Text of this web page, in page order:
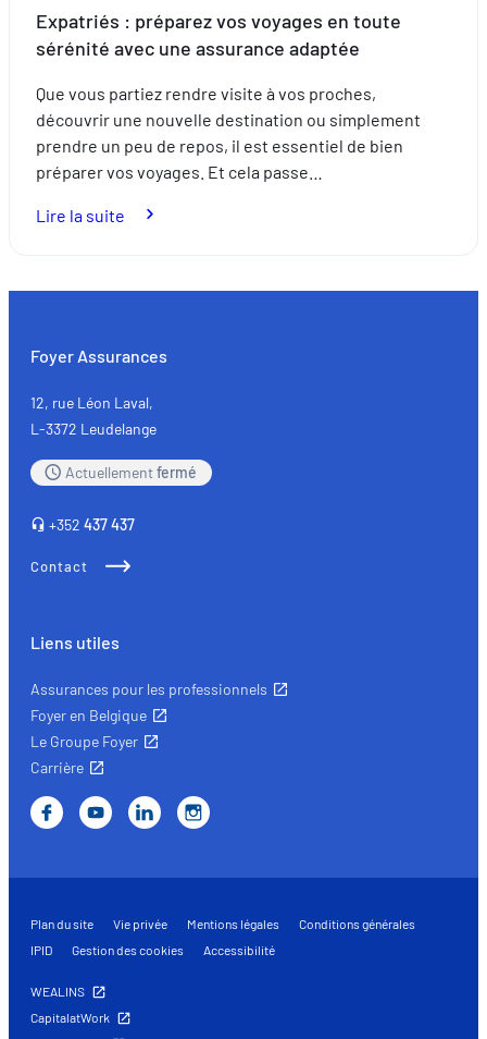
Expatriés : préparez vos voyages en toute
sérénité avec une assurance adaptée
Que vous partiez rendre visite à vos proches,
découvrir une nouvelle destination ou simplement
prendre un peu de repos, il est essentiel de bien
préparer vos voyages. Et cela passe…
Lire la suite
préparez
toute
sérénité
une
adaptée
Foyer Assurances
12, rue Léon Laval,
L-3372 Leudelange
Actuellementfermé
+352 437 437
Contact
Liens utiles
Assurances pour les professionnels
Foyer en Belgique
Le Groupe Foyer
Carrière
Plan du site Vie privée Mentions légales
Conditions générales
IPID
Gestion des cookies Accessibilité
WEALINS
CapitalatWork